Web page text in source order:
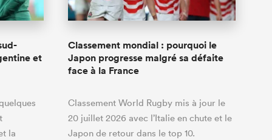
et
la
Classement mondial : pourquoi le
Japon progresse malgré sa défaite
face à la France
Classement World Rugby mis à jour le
20 juillet 2026 avec l’Italie en chute et le
Japon de retour dans le top 10.